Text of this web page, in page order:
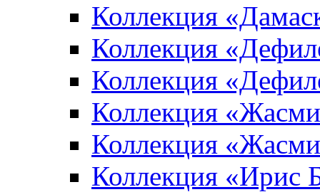
Коллекция
Коллекция
Коллекция
Коллекция
Коллекция
Коллекция «Ирис